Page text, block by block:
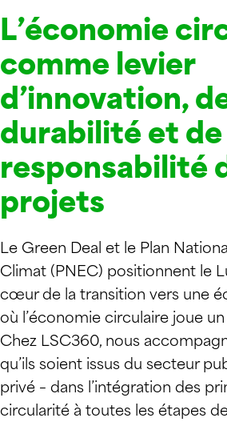
L’économie
comme levier
d’innovation,
durabilité et de
responsabilité
projets
Le Green Deal et le Plan
Climat (PNEC) positionnent le
cœur de la transition vers une
où l’économie circulaire joue
Chez LSC360, nous
qu’ils soient issus du secteur
privé – dans l’intégration des
circularité à toutes les étapes